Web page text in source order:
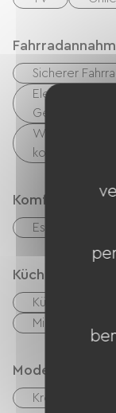
Sicherer
Elektrische
Geräte usw.)
kostenpflichtig)
Komfort
Essbereich im
Küche
Küche
Mikrowelle
Modes de
Kreditkarte